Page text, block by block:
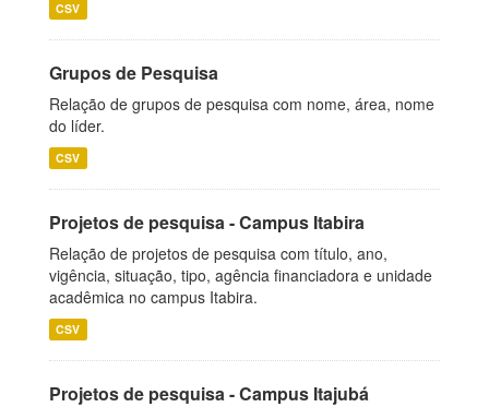
CSV
Grupos de Pesquisa
Relação de grupos de pesquisa com nome, área, nome
do líder.
CSV
Projetos de pesquisa - Campus Itabira
Relação de projetos de pesquisa com título, ano,
vigência, situação, tipo, agência financiadora e unidade
acadêmica no campus Itabira.
CSV
Projetos de pesquisa - Campus Itajubá